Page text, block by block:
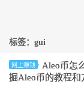
标签：gui
网上赚钱
Aleo币怎
掘Aleo币的教程和